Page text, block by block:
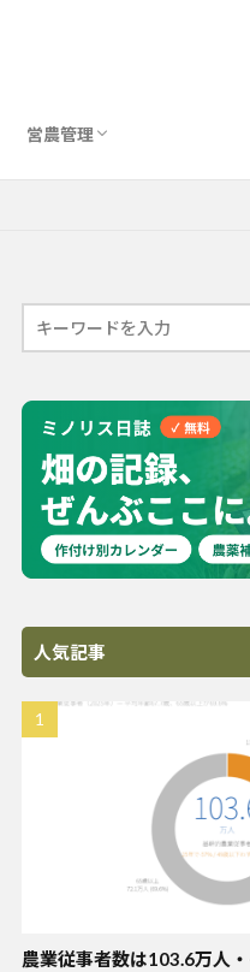
営農管理
圃場管理アプリおすすめ10
農業用トイレ比較
バイオスティミュラント完
人気記事
農業従事者数は103.6万人